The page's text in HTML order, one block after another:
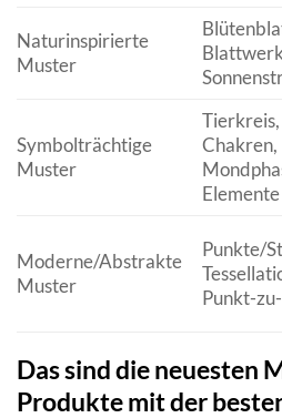
Naturinspirierte
Muster
Symbolträchtige
Muster
Tierkreis,
Chakren,
Elemente
Moderne/Abstrakte
Muster
Punkte/
Punkt-
Das sind die neuesten
Produkte mit der